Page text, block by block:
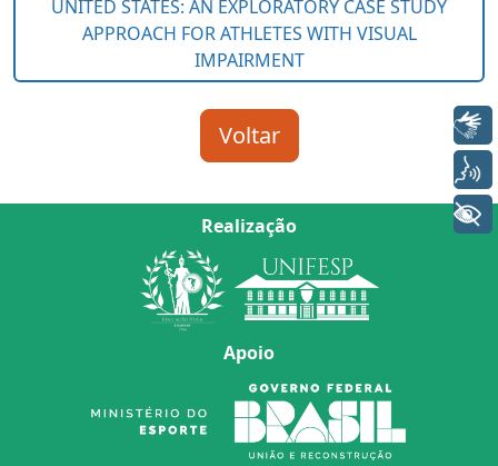
Realização
Apoio